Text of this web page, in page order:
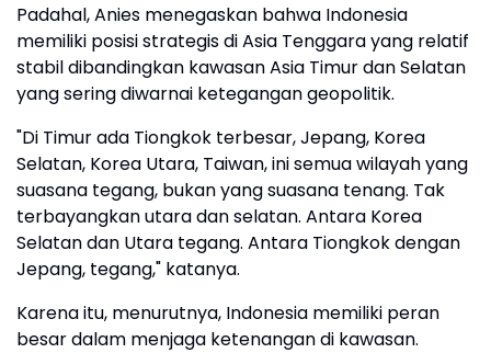
Padahal, Anies menegaskan bahwa Indonesia
memiliki posisi strategis di Asia Tenggara yang relatif
stabil dibandingkan kawasan Asia Timur dan Selatan
yang sering diwarnai ketegangan geopolitik.
"Di Timur ada Tiongkok terbesar, Jepang, Korea
Selatan, Korea Utara, Taiwan, ini semua wilayah yang
suasana tegang, bukan yang suasana tenang. Tak
terbayangkan utara dan selatan. Antara Korea
Selatan dan Utara tegang. Antara Tiongkok dengan
Jepang, tegang," katanya.
Karena itu, menurutnya, Indonesia memiliki peran
besar dalam menjaga ketenangan di kawasan.